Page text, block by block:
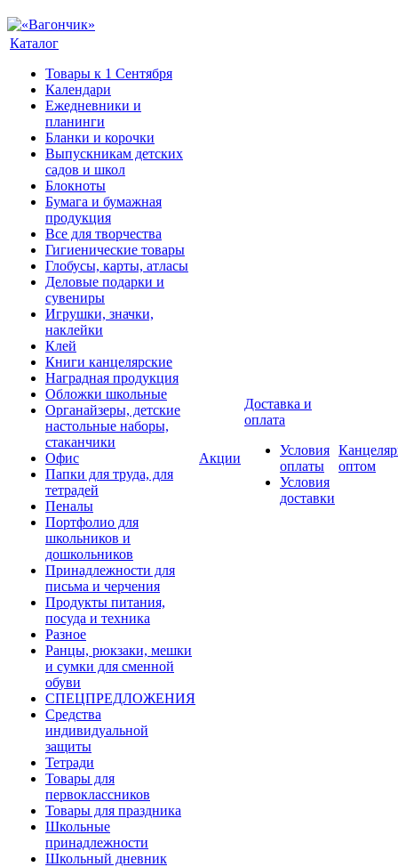
Каталог
Товары к 1 Сентября
Календари
Ежедневники и
планинги
Бланки и корочки
Выпускникам детских
садов и школ
Блокноты
Бумага и бумажная
продукция
Все для творчества
Гигиенические товары
Глобусы, карты, атласы
Деловые подарки и
сувениры
Игрушки, значки,
наклейки
Клей
Книги канцелярские
Наградная продукция
Обложки школьные
Органайзеры, детские
настольные наборы,
стаканчики
Офис
Папки для труда, для
тетрадей
Пеналы
Портфолио для
школьников и
дошкольников
Принадлежности для
письма и черчения
Продукты питания,
посуда и техника
Разное
Ранцы, рюкзаки, мешки
и сумки для сменной
обуви
СПЕЦПРЕДЛОЖЕНИЯ
Средства
индивидуальной
защиты
Тетради
Товары для
первоклассников
Товары для праздника
Школьные
принадлежности
Школьный дневник
Акции
Доставка и
оплата
Условия
оплаты
Условия
доставки
оптом